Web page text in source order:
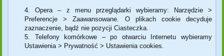
Opera – z menu przeglądarki wybieramy: Narzędzie >
Preferencje > Zaawansowane. O plikach cookie decyduje
zaznaczenie, bądź nie pozycji Ciasteczka.
Telefony komórkowe – po otwarciu Internetu wybieramy
Ustawienia > Prywatność > Ustawienia cookies.